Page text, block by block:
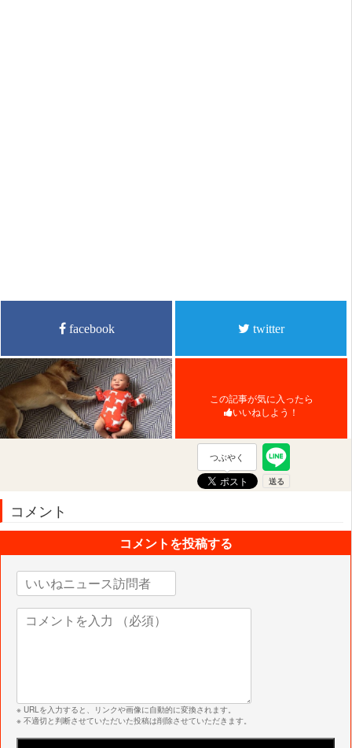
facebook twitter
この記事が気に入ったら
いいねしよう！
つぶやく
コメント
コメントを投稿する
※ URLを入力すると、リンクや画像に自動的に変換されます。
※ 不適切と判断させていただいた投稿は削除させていただきます。